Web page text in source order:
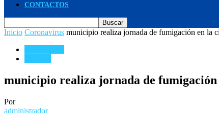
CONTACTOS
Inicio Coronavirus municipio realiza jornada de fumigación en la
municipio realiza jornada de
Por
administrador